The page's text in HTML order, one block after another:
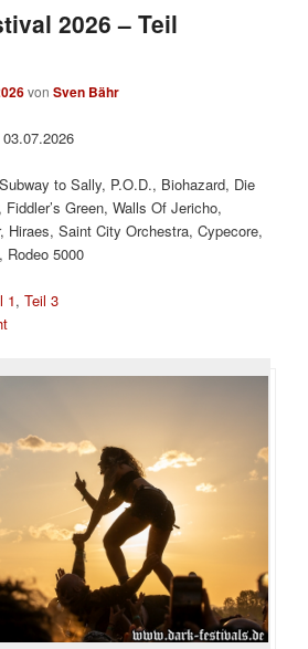
2026 – Teil
vonSven Bähr
to Sally, P.O.D., Biohazard, Die
Green, Walls Of Jericho,
Hiraes, Saint City Orchestra, Cypecore,
Rodeo 5000
1,Teil 3